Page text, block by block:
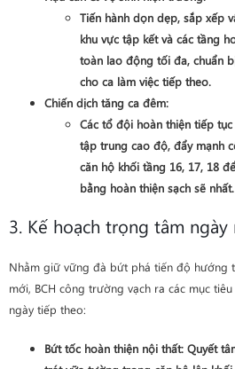
Tiến hành dọn dẹp, sắp xếp
khu vực tập kết và các tầng
toàn lao động tối đa, chuẩn
cho ca làm việc tiếp theo.
Chiến dịch tăng ca đêm:
Các tổ đội hoàn thiện tiếp
tập trung cao độ, đẩy mạnh
căn hộ khối tầng 16, 17, 18
bằng hoàn thiện sạch sẽ nhất.
3. Kế hoạch trọng tâm
Nhằm giữ vững đà bứt phá tiến độ hướng
mới, BCH công trường vạch ra các mục
ngày tiếp theo:
Bứt tốc hoàn thiện nội thất: Quyết